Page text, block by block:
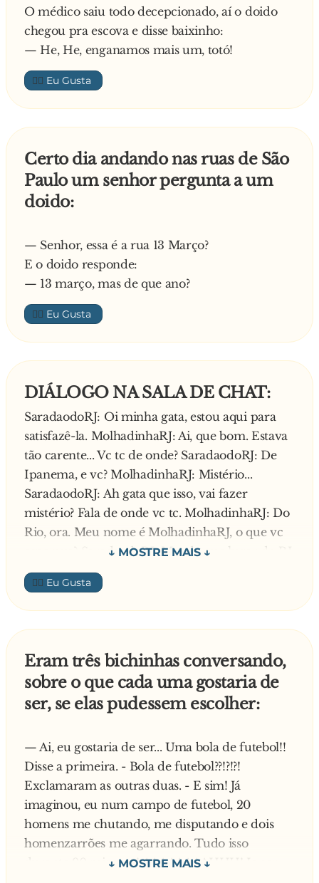
O médico saiu todo decepcionado, aí o doido
chegou pra escova e disse baixinho:
— He, He, enganamos mais um, totó!
👍🏼
Certo dia andando nas ruas de São
Paulo um senhor pergunta a um
doido:
— Senhor, essa é a rua 13 Março?
E o doido responde:
— 13 março, mas de que ano?
👍🏼
DIÁLOGO NA SALA DE CHAT:
SaradaodoRJ: Oi minha gata, estou aqui para
satisfazê-la. MolhadinhaRJ: Ai, que bom. Estava
tão carente... Vc tc de onde? SaradaodoRJ: De
Ipanema, e vc? MolhadinhaRJ: Mistério...
SaradaodoRJ: Ah gata que isso, vai fazer
mistério? Fala de onde vc tc. MolhadinhaRJ: Do
Rio, ora. Meu nome é MolhadinhaRJ, o que vc
esperava? SaradaodoRJ: Mas de que lugar do RJ,
gata? MolhadinhaRJ: Mistério... sou uma mulher
muito misteriosa. SaradaodoRJ: Hummm,
quero desvendar todos os seus mistérios.
MolhadinhaRJ: Tenho prazeres sexuais muito
MolhadinhaRJ: Vc gosta de sadomasoquismo?
SaradaodoRJ: Que que é isso? MolhadinhaRJ:
Dar uns tapinhas, levar uns tapinhas.
MolhadinhaRJ: Não é esse tipo de tapinha, gato.
Tapa na cara, me dar na cara, levar na cara. Vc
gosta? SaradaodoRJ: Vc gosta de levar porrada?
MolhadinhaRJ: Humm, adoro levar uns
tapinhas na cara. SaradaodoRJ: Então toma, sua
pu*a MolhadinhaRJ: Hummm, assim eu vou
g**...... SaradaodoRJ: Toma, pá pá pá pá
👍🏼
Eram três bichinhas conversando,
sobre o que cada uma gostaria de
ser, se elas pudessem escolher:
— Ai, eu gostaria de ser... Uma bola de futebol!!
Disse a primeira. - Bola de futebol??!?!?!
Exclamaram as outras duas. - E sim! Já
imaginou, eu num campo de futebol, 20
homens me chutando, me disputando e dois
homenzarrões me agarrando. Tudo isso
durante 90 minutos! AAAAAAAAHHH! Ia ser